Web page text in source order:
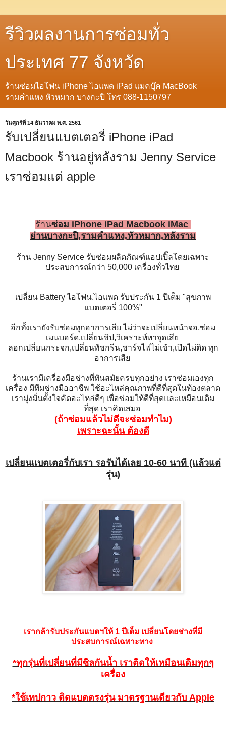
รีวิวผลงานการซ่อมทั่ว
ประเทศ 77 จังหวัด
ร้านซ่อมไอโฟน iPhone ไอแพด iPad แมคบุ๊ค MacBook
รามคำแหง หัวหมาก บางกะปิ โทร 088-1150797
วันศุกร์ที่ 14 ธันวาคม พ.ศ. 2561
รับเปลี่ยนแบตเตอรี่ iPhone iPad
Macbook ร้านอยู่หลังราม Jenny Service
เราซ่อมแต่ apple
ร้านซ่อม iPhone iPad Macbook iMac
ย่านบางกะปิ,รามคำแหง,หัวหมาก,หลังราม
ร้าน Jenny Service รับซ่อมผลิตภัณฑ์แอปเปิ๊ลโดยเฉพาะ
ประสบการณ์กว่า 50,000 เครื่องทั่วไทย
เปลี่ยน Battery ไอโฟน,ไอแพด รับประกัน 1 ปีเต็ม "สุขภาพ
แบตเตอรี่ 100%"
อีกทั้งเรายังรับซ่อมทุกอาการเสีย ไม่ว่าจะเปลี่ยนหน้าจอ,ซ่อม
เมนบอร์ด,เปลี่ยนชิป,วิเคราะห์หาจุดเสีย
ลอกเปลี่ยนกระจก,เปลี่ยนทัชกรีน,ชาร์จไฟไม่เข้า,เปิดไม่ติด ทุก
อาการเสีย
ร้านเรามีเครื่องมือช่างที่ทันสมัยครบทุกอย่าง เราซ่อมเองทุก
เครื่อง มีทีมช่างมืออาชีพ ใช้อะไหล่คุณภาพที่ดีที่สุดในท้องตลาด
เรามุ่งมั่นตั้งใจคัดอะไหล่ดีๆ เพื่อซ่อมให้ดีที่สุดและเหมือนเดิม
ที่สุด เราคิดเสมอ
(ถ้าซ่อมแล้วไม่ดีจะซ่อมทำไม)
เพราะฉะนั้น ต้องดี
เปลี่ยนแบตเตอรี่กับเรา รอรับได้เลย 10-60 นาที (แล้วแต่
รุ่น)
เรากล้ารับประกันแบตฯให้ 1 ปีเต็ม เปลี่ยนโดยช่างที่มี
ประสบการณ์เฉพาะทาง
*ทุกรุ่นที่เปลี่ยนที่มีซิลกันน้ำ เราติดให้เหมือนเดิมทุกๆ
เครื่อง
*ใช้เทปกาว ติดแบตตรงรุ่น มาตรฐานเดียวกับ Apple